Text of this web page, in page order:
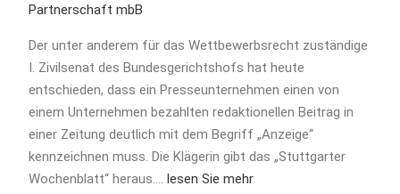
Partnerschaft mbB
Der unter anderem für das Wettbewerbsrecht zuständige
I. Zivilsenat des Bundesgerichtshofs hat heute
entschieden, dass ein Presseunternehmen einen von
einem Unternehmen bezahlten redaktionellen Beitrag in
einer Zeitung deutlich mit dem Begriff „Anzeige“
kennzeichnen muss. Die Klägerin gibt das „Stuttgarter
Wochenblatt“ heraus.… lesen Sie mehr